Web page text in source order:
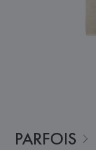
PARFOIS